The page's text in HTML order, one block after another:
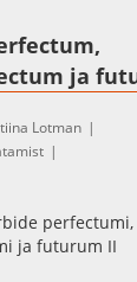
ja
Lotman
perfectumi,
ja futurum II